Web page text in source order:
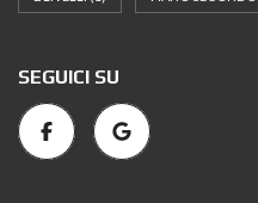
SEGUICI SU